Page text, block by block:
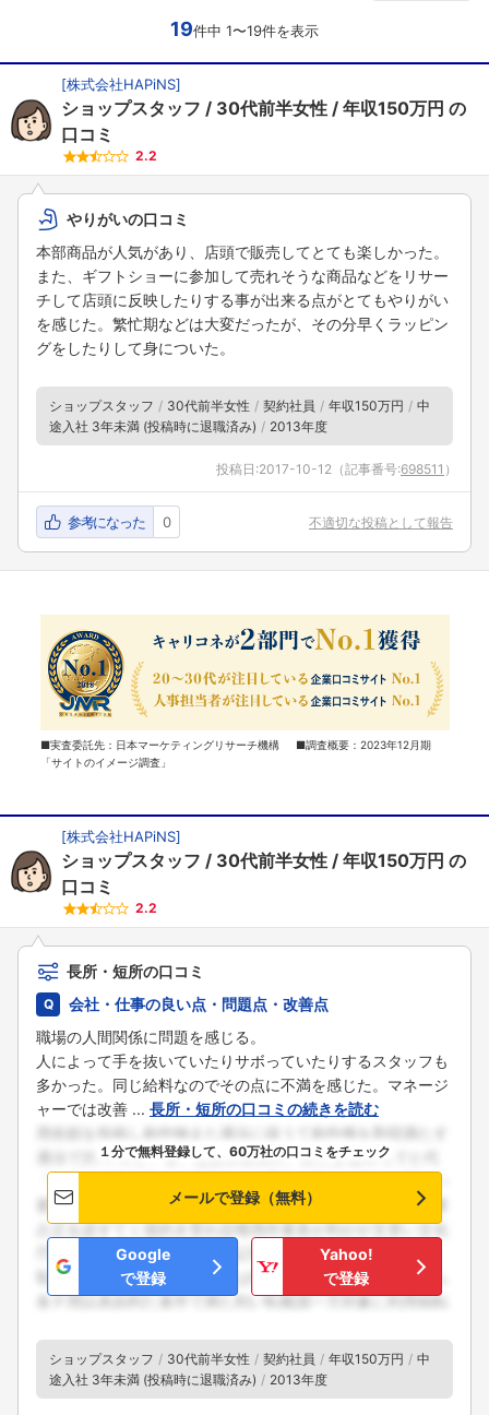
19件中 1〜19件を表示
[株式会社HAPiNS]
ショップスタッフ 30代前半女性 年収150万円 の
口コミ
2.2
やりがいの口コミ
本部商品が人気があり、店頭で販売してとても楽しかった。
また、ギフトショーに参加して売れそうな商品などをリサー
チして店頭に反映したりする事が出来る点がとてもやりがい
を感じた。繁忙期などは大変だったが、その分早くラッピン
グをしたりして身についた。
ショップスタッフ 30代前半女性 契約社員 年収150万円
中
途入社 3年未満 (投稿時に退職済み)
2013年度
投稿日:2017-10-12 （記事番号:698511 ）
参考になった 0 不適切な投稿として報告
■実査委託先：日本マーケティングリサーチ機構 ■調査概要：2023年12月期
「サイトのイメージ調査」
[株式会社HAPiNS]
ショップスタッフ 30代前半女性 年収150万円 の
口コミ
2.2
長所・短所の口コミ
会社・仕事の良い点・問題点・改善点
職場の人間関係に問題を感じる。
人によって手を抜いていたりサボっていたりするスタッフも
多かった。同じ給料なのでその点に不満を感じた。マネージ
ャーでは改善 ... 長所・短所の口コミの続きを読む
１分で無料登録して、60万社の口コミをチェック
メールで登録（無料）
Google
で登録
Yahoo!
で登録
ショップスタッフ 30代前半女性 契約社員 年収150万円
中
途入社 3年未満 (投稿時に退職済み)
2013年度